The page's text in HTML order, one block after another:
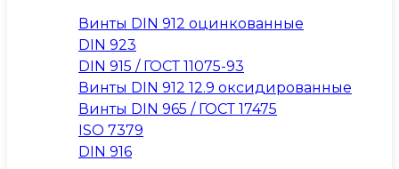
Винты DIN 912 оцинкованные
DIN 923
DIN 915 / ГОСТ 11075-93
Винты DIN 912 12.9 оксидированные
Винты DIN 965 / ГОСТ 17475
ISO 7379
DIN 916